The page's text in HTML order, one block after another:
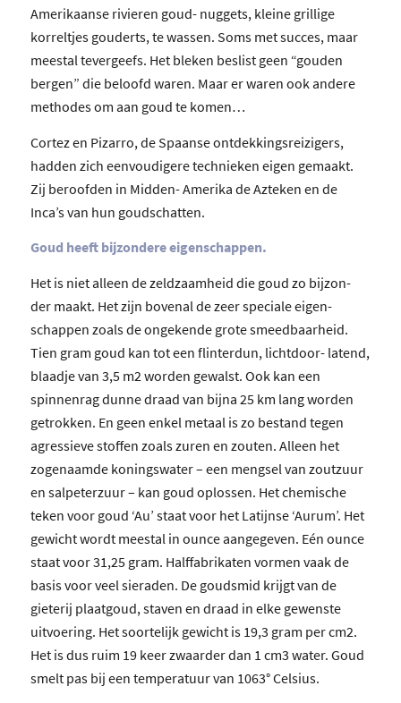
Amerikaanse rivieren goud- nuggets, kleine grillige
korreltjes gouderts, te wassen. Soms met succes, maar
meestal tevergeefs. Het bleken beslist geen “gouden
bergen” die beloofd waren. Maar er waren ook andere
methodes om aan goud te komen…
Cortez en Pizarro, de Spaanse ontdekkingsreizigers,
hadden zich eenvoudigere technieken eigen gemaakt.
Zij beroofden in Midden- Amerika de Azteken en de
Inca’s van hun goudschatten.
Goud heeft bijzondere eigenschappen.
Het is niet alleen de zeldzaamheid die goud zo bijzon-
der maakt. Het zijn bovenal de zeer speciale eigen-
schappen zoals de ongekende grote smeedbaarheid.
Tien gram goud kan tot een flinterdun, lichtdoor- latend,
blaadje van 3,5 m2 worden gewalst. Ook kan een
spinnenrag dunne draad van bijna 25 km lang worden
getrokken. En geen enkel metaal is zo bestand tegen
agressieve stoffen zoals zuren en zouten. Alleen het
zogenaamde koningswater – een mengsel van zoutzuur
en salpeterzuur – kan goud oplossen. Het chemische
teken voor goud ‘Au’ staat voor het Latijnse ‘Aurum’. Het
gewicht wordt meestal in ounce aangegeven. Eén ounce
staat voor 31,25 gram. Halffabrikaten vormen vaak de
basis voor veel sieraden. De goudsmid krijgt van de
gieterij plaatgoud, staven en draad in elke gewenste
uitvoering. Het soortelijk gewicht is 19,3 gram per cm2.
Het is dus ruim 19 keer zwaarder dan 1 cm3 water. Goud
smelt pas bij een temperatuur van 1063° Celsius.